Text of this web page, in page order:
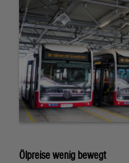
Ölpreise wenig bewegt